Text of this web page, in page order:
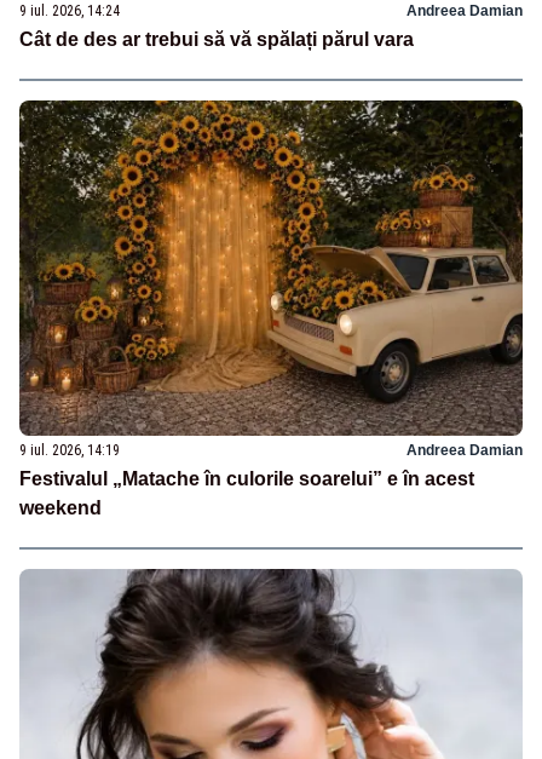
9 iul. 2026, 14:24 Andreea Damian
Cât de des ar trebui să vă spălați părul vara
9 iul. 2026, 14:19 Andreea Damian
Festivalul „Matache în culorile soarelui” e în acest
weekend